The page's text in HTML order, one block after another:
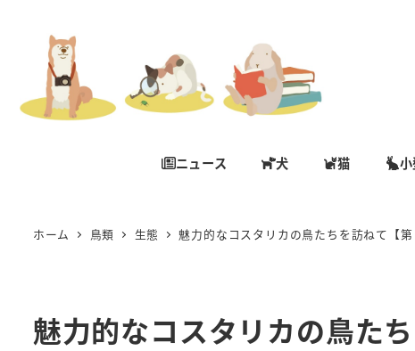
ニュース 犬 猫
ホーム 鳥類 生態 魅力的なコスタリカの鳥たちを訪ねて【
魅力的なコスタリカの鳥た